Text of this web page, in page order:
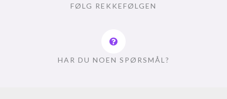
FØLG REKKEFØLGEN
HAR DU NOEN SPØRSMÅL?